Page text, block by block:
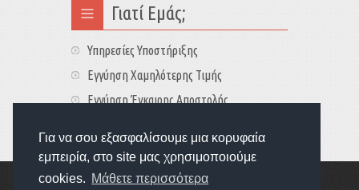
Για να σου εξασφαλίσουμε μια κορυφαία
εμπειρία, στο site μας χρησιμοποιούμε
cookies. Μάθετε περισσότερα
Γιατί Εμάς;
Υπηρεσίες Υποστήριξης
Εγγύηση Χαμηλότερης Τιμής
Εγγύηση Έγκαιρης Αποστολής